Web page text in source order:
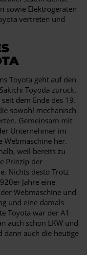
sowie Elektrogeräten
vertreten und
Toyota geht auf den
Toyoda zurück.
dem Ende des 19.
sowohl mechanisch
Gemeinsam mit
Unternehmer im
Webmaschine her.
weil bereits zu
Prinzip der
Nichts desto Trotz
Jahre eine
Webmaschine und
und eine damals
Toyota war der A1
auch schon LKW und
dann auch die heutige